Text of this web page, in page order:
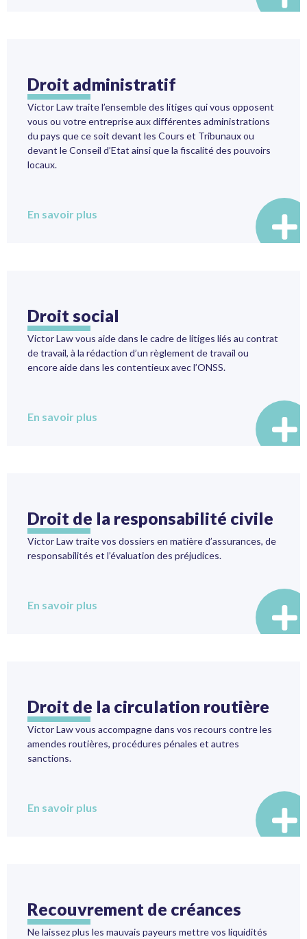
Droit administratif
Victor Law traite l’ensemble des litiges qui vous opposent
vous ou votre entreprise aux différentes administrations
du pays que ce soit devant les Cours et Tribunaux ou
devant le Conseil d’Etat ainsi que la fiscalité des pouvoirs
locaux.
En savoir plus
Droit social
Victor Law vous aide dans le cadre de litiges liés au contrat
de travail, à la rédaction d’un règlement de travail ou
encore aide dans les contentieux avec l’ONSS.
En savoir plus
Droit de la responsabilité civile
Victor Law traite vos dossiers en matière d’assurances, de
responsabilités et l’évaluation des préjudices.
En savoir plus
Droit de la circulation routière
Victor Law vous accompagne dans vos recours contre les
amendes routières, procédures pénales et autres
sanctions.
En savoir plus
Recouvrement de créances
Ne laissez plus les mauvais payeurs mettre vos liquidités